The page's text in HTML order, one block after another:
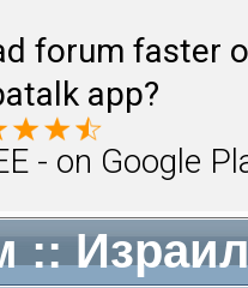
forum faster
app?
- on Google
::